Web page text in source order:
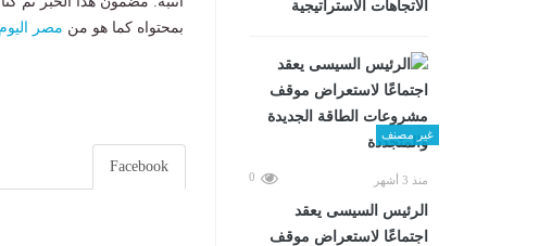
الاتجاهات الاستراتيجية
غير مصنف
منذ 3 أشهر 0
الرئيس السيسى يعقد
اجتماعًا لاستعراض موقف
بمحتواه كما هو من مصر اليوم
Facebook